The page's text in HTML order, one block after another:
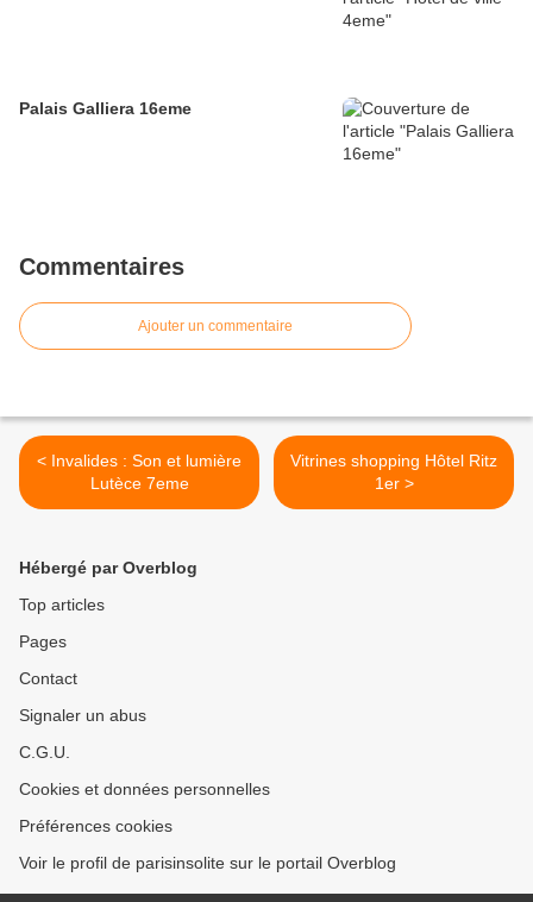
Palais Galliera 16eme
Commentaires
Ajouter un commentaire
< Invalides : Son et lumière
Lutèce 7eme
Vitrines shopping Hôtel Ritz
1er >
Hébergé par Overblog
Top articles
Pages
Contact
Signaler un abus
C.G.U.
Cookies et données personnelles
Préférences cookies
Voir le profil de parisinsolite sur le portail Overblog